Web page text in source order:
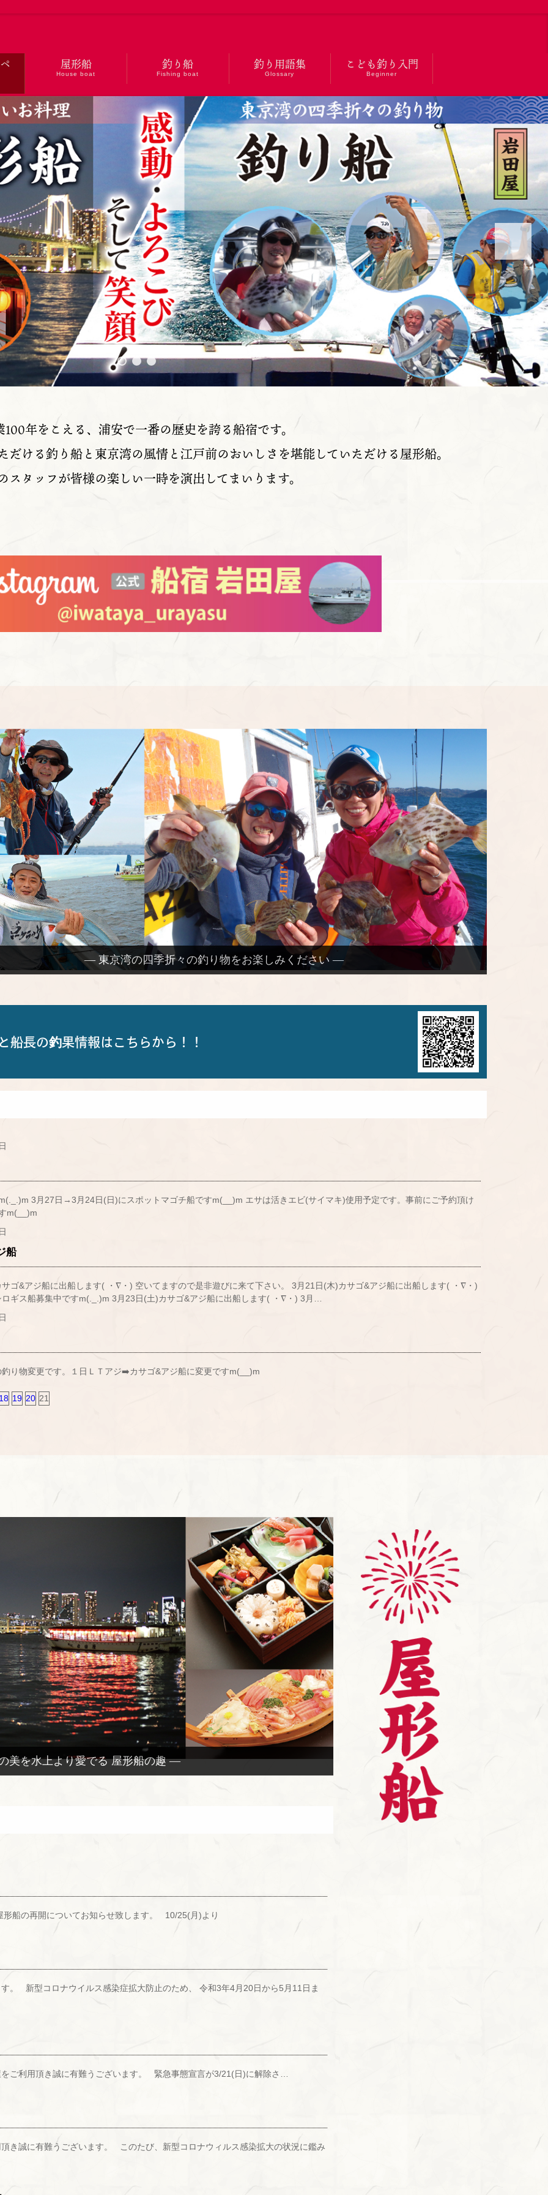
屋形船
House boat
釣り船
Fishing boat
釣り用語集
Glossary
こども釣り 入門
Beginner
Next
100年をこえる、浦安で一番の歴史を誇る船宿です。
ける釣り船と東京湾の風情と江戸前のおいしさを堪能していただける屋形船。
スタッフが皆様の楽しい一時を演出してまいります。
— 東京湾の四季折々の釣り物をお楽しみください —
船長の釣果情報はこちらから！！
3月27日→3月24日(日)にスポットマゴチ船ですm(__)m エサは活きエビ(サイマキ)使用予定です。事前にご予約頂け
m(__)m
船
ゴ&アジ船に出船します( ・∇・) 空いてますので是非遊びに来て下さい。 3月21日(木)カサゴ&アジ船に出船します( ・∇・)
ギス船募集中ですm(._.)m 3月23日(土)カサゴ&アジ船に出船します( ・∇・) 3月…
り物変更です。１日ＬＴアジ➡️カサゴ&アジ船に変更ですm(__)m
19 20 21
美を水上より愛でる 屋形船の趣 —
船の再開についてお知らせ致します。 10/25(月)より
。 新型コロナウイルス感染症拡大防止のため、 令和3年4月20日から5月11日ま
ご利用頂き誠に有難うございます。 緊急事態宣言が3/21(日)に解除さ…
き誠に有難うございます。 このたび、新型コロナウィルス感染拡大の状況に鑑み